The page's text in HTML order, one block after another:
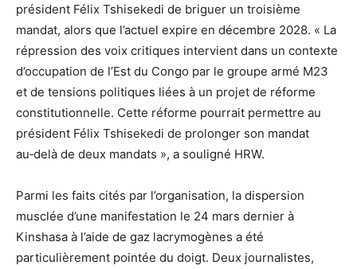
président Félix Tshisekedi de briguer un troisième
mandat, alors que l’actuel expire en décembre 2028. « La
répression des voix critiques intervient dans un contexte
d’occupation de l’Est du Congo par le groupe armé M23
et de tensions politiques liées à un projet de réforme
constitutionnelle. Cette réforme pourrait permettre au
président Félix Tshisekedi de prolonger son mandat
au‑delà de deux mandats », a souligné HRW.
Parmi les faits cités par l’organisation, la dispersion
musclée d’une manifestation le 24 mars dernier à
Kinshasa à l’aide de gaz lacrymogènes a été
particulièrement pointée du doigt. Deux journalistes,